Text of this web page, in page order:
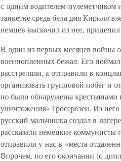
с одним водителем-пулеметчиком
танкетке средь бела дня Кирилл
немцев выскочил из нее,
В один из первых месяцев войны
военнопленных бежал. Его
расстреляли, а отправили в
организовать групповой побег и
но были обнаружены крестьянами
уничтожения» Гроссрозен. Из
русский мальчишка создал в
рассказали немецкие коммунисты
отправили у нас в «места
Впрочем, по его окончании (с